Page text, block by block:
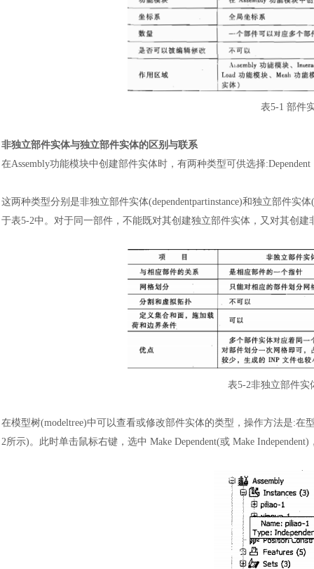
表5-1 部件
非独立部件实体与独立部件实体的区别与联系
在Assembly功能模块中创建部件实体时，有两种类型可供选择:Dependent
这两种类型分别是非独立部件实体(dependentpartinstance)和独立部件实
于表5-2中。对于同一部件，不能既对其创建独立部件实体，又对其创
表5-2非独立部件实
在模型树(modeltree)中可以查看或修改部件实体的类型，操作方法是:
2所示)。此时单击鼠标右键，选中 Make Dependent(或 Make